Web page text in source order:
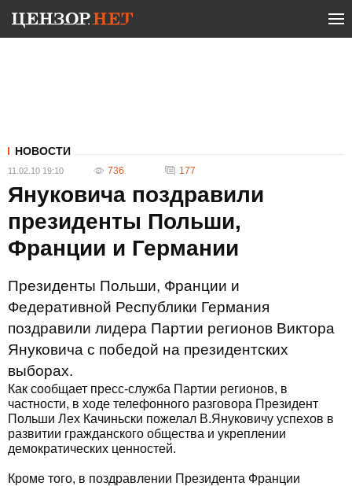
НОВОСТИ
11.02.10 19:10 736 177
Януковича поздравили
президенты Польши,
Франции и Германии
Президенты Польши, Франции и
Федеративной Республики Германия
поздравили лидера Партии регионов Виктора
Януковича с победой на президентских
выборах.
Как сообщает пресс-служба Партии регионов, в
частности, в ходе телефонного разговора Президент
Польши Лех Качиньски пожелал В.Януковичу успехов в
развитии гражданского общества и укреплении
демократических ценностей.
Кроме того, в поздравлении Президента Франции